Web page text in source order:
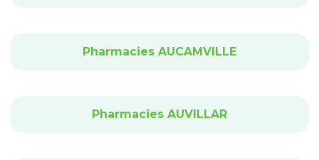
Pharmacies AUCAMVILLE
Pharmacies AUVILLAR